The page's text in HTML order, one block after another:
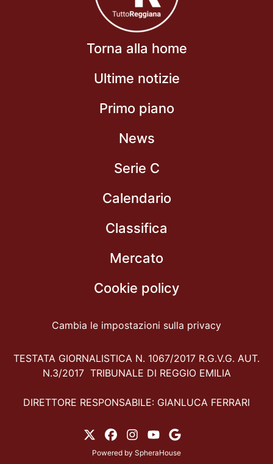
Torna alla home
Ultime notizie
Primo piano
News
Serie C
Calendario
Classifica
Mercato
Cookie policy
Cambia le impostazioni sulla privacy
TESTATA GIORNALISTICA N. 1067/2017 R.G.V.G. AUT.
N.3/2017 TRIBUNALE DI REGGIO EMILIA
DIRETTORE RESPONSABILE: GIANLUCA FERRARI
Powered by SpheraHouse